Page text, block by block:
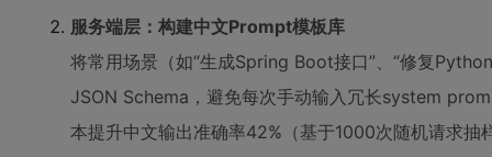
服务端层：构建中文Prompt模板库
将常用场景（如“生成Spring Boot接口”、“修复
JSON Schema，避免每次手动输入冗长system
本提升中文输出准确率42%（基于1000次随机请求抽